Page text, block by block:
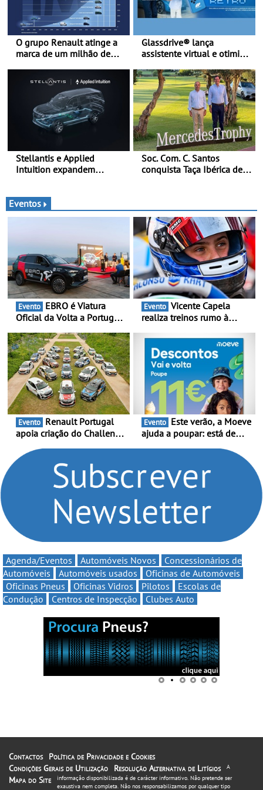
O grupo Renault atinge a
marca de um milhão de
in France” desde 2010
Glassdrive® lança
assistente virtual e otimiza
Portugal - A Assistente
“Ana” está disponível 24
horas por dia e reforça o
suporte contínuo ao cliente
Stellantis e Applied
Intuition expandem
software de veículos e
melhorar a experiência dos
Soc. Com. C. Santos
conquista Taça Ibérica de
Eventos
Evento
Oficial da Volta a Portugal
presença nacional ao lado
da mítica prova de ciclismo
e leva a sua gama SUV
multi-energia às estradas
de Portugal
Evento
realiza treinos rumo à
Portugal Karting e mira boa
estreia - O Campeonato
Portugal Karting 2026
decorre entre 1 de Março e
6 de Setembro
Evento
apoia criação do Challenge
compromisso com o
automobilismo nacional
continua em 2026
Evento
ajuda a poupar: está de
Volta” com descontos de
Agenda/Eventos Automóveis Novos
Concessionários de
Automóveis
Automóveis usados
Oficinas de Automóveis
Oficinas Pneus
Oficinas Vidros Pilotos
Escolas de
Condução
Centros de Inspecção Clubes Auto
Contactos
Política de Privacidade e Cookies
Condições Gerais de Utilização
Resolução Alternativa de Litígios
Mapa do Site
A
informação disponibilizada é de carácter informativo. Não pretende ser
exaustiva nem completa. Não nos responsabilizamos por qualquer tipo